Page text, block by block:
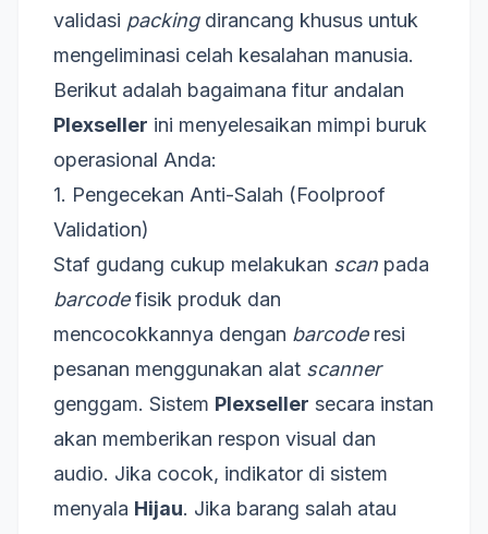
validasi packingdirancang khusus untuk
mengeliminasi celah kesalahan manusia.
Berikut adalah bagaimana fitur andalan
Plexseller ini menyelesaikan mimpi buruk
operasional Anda:
1. Pengecekan Anti-Salah (Foolproof
Validation)
Staf gudang cukup melakukan scan pada
barcodefisik produk dan
mencocokkannya dengan barcoderesi
pesanan menggunakan alat scanner
genggam. Sistem Plexseller secara instan
akan memberikan respon visual dan
audio. Jika cocok, indikator di sistem
menyala Hijau. Jika barang salah atau